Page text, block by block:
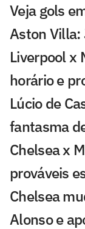
Veja gols
Aston Villa:
Liverpool x
horário e
Lúcio de
fantasma
Chelsea x
prováveis
Chelsea
Alonso e